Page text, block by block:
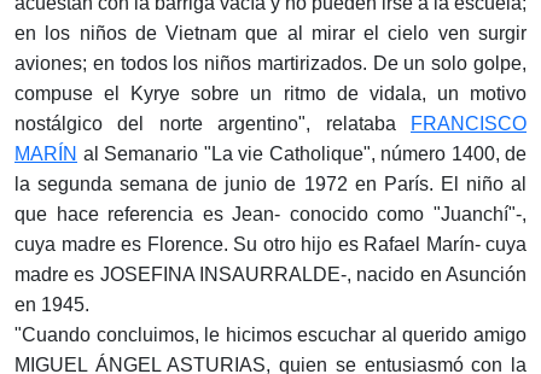
en los niños de Vietnam que al mirar el cielo ven surgir
aviones; en todos los niños martirizados. De un solo golpe,
compuse el Kyrye sobre un ritmo de vidala, un motivo
nostálgico del norte argentino", relataba
FRANCISCO
MARÍN al Semanario "La vie Catholique", número 1400, de
la segunda semana de junio de 1972 en París. El niño al
que hace referencia es Jean- conocido como "Juanchí"-,
cuya madre es Florence. Su otro hijo es Rafael Marín- cuya
madre es JOSEFINA INSAURRALDE-, nacido en Asunción
en 1945.
"Cuando concluimos, le hicimos escuchar al querido amigo
MIGUEL ÁNGEL ASTURIAS, quien se entusiasmó con la